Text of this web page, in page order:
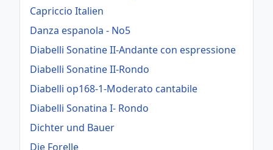
Capriccio Italien
Danza espanola - No5
Diabelli Sonatine II-Andante con espressione
Diabelli Sonatine II-Rondo
Diabelli op168-1-Moderato cantabile
Diabelli Sonatina I- Rondo
Dichter und Bauer
Die Forelle